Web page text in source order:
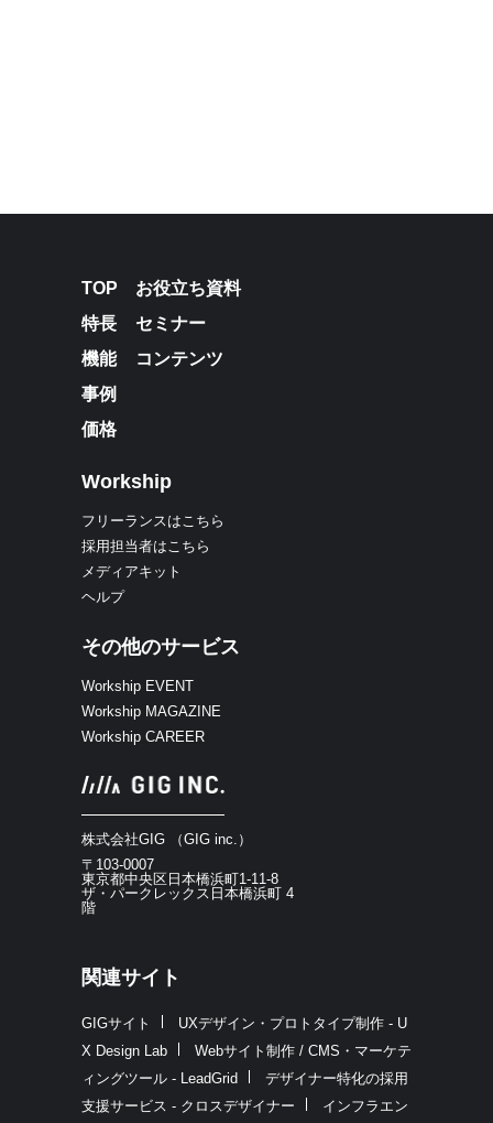
TOP
特長
機能
事例
価格
お役立ち資料
セミナー
コンテンツ
Workship
フリーランスはこちら
採用担当者はこちら
メディアキット
ヘルプ
その他のサービス
Workship EVENT
Workship MAGAZINE
Workship CAREER
株式会社GIG （GIG inc.）
〒103-0007
東京都中央区日本橋浜町1-11-8
ザ・パークレックス日本橋浜町 4
階
関連サイト
GIGサイト
UXデザイン・プロトタイプ制作 - U
X Design Lab
Webサイト制作 / CMS・マーケテ
ィングツール - LeadGrid
デザイナー特化の採用
支援サービス - クロスデザイナー
インフラエン